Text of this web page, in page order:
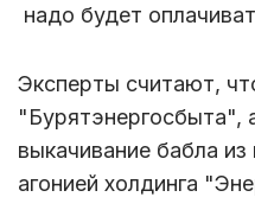
надо будет
Эксперты считают,
"Бурятэнергосбыта",
выкачивание бабла
агонией холдинга